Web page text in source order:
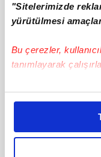
"Sitelerimizde
yürütülmesi
Bu çerezler,
tanımlayarak
Bu çerezlere izin
daha iyi reklam
amacımızın size
olduğunu ve sizlere